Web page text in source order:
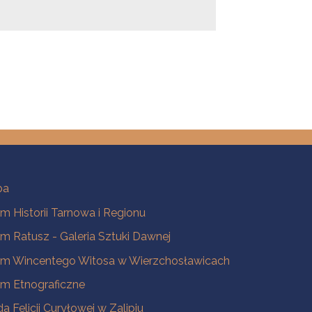
Historii Tarnowa i Regionu
Ratusz - Galeria Sztuki Dawnej
Wincentego Witosa w Wierzchosławicach
Etnograficzne
Felicji Curyłowej w Zalipiu